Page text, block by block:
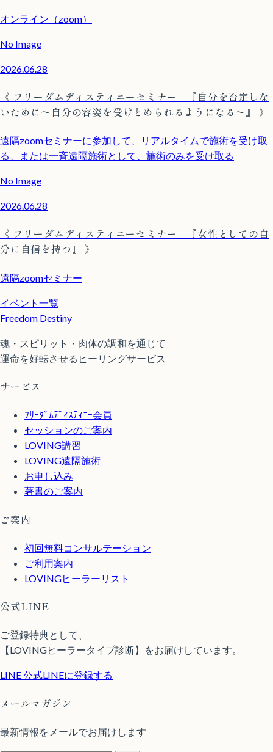
オンライン（zoom）
No Image
2026.06.28
《 フリーダムディスティニーセミナー 『自分を否定しな
いために〜自分の容姿を受けとめられるようになる〜』 》
遠隔zoomセミナーに参加して、リアルタイムで施術を受け取
る、または一斉遠隔施術として、施術のみを受け取る
No Image
2026.06.28
《 フリーダムディスティニーセミナー 『女性としての自
分に自信を持つ』 》
遠隔zoomセミナー
イベント一覧
Freedom Destiny
魂・スピリット・肉体の調和を通じて
運命を好転させるヒーリングサービス
サービス
ﾌﾘｰﾀﾞﾑﾃﾞｨｽﾃｨﾆｰ会員
セッションのご案内
LOVING講習
LOVING遠隔施術
お申し込み
著書のご案内
ご案内
初回無料コンサルテーション
ご利用案内
LOVINGヒーラーリスト
公式LINE
ご登録特典として、
【LOVINGヒーラータイプ診断】をお届けしています。
LINE公式LINEに登録する
メールマガジン
最新情報をメールでお届けします